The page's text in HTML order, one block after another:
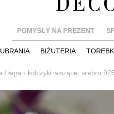
POMYSŁY NA PREZENT
UBRANIA BIŻUTERIA
/ łapa - kolczyki wiszące, srebro